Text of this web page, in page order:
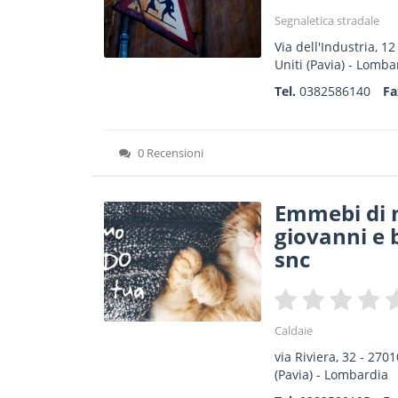
Segnaletica stradale
Via dell'Industria, 12
Uniti (Pavia) -
Tel.0382586140
0 Recensioni
Emmebi di
giovanni e
snc
Caldaie
via Riviera, 32 -
(Pavia) - Lombardia